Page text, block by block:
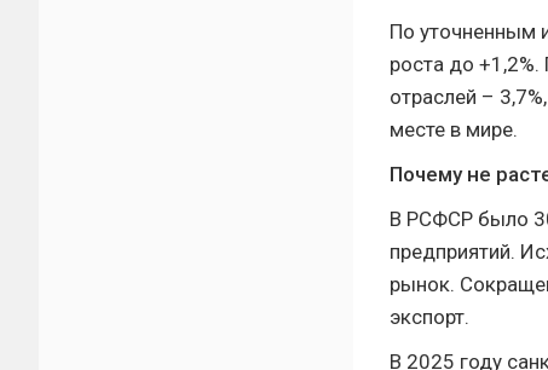
По уточненным
роста до
отраслей –
месте в мире.
Почему не
В РСФСР было
предприятий.
рынок.
экспорт.
В 2025 году